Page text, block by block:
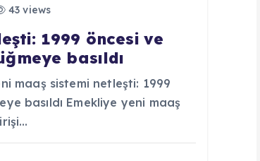
43 views
1999 öncesi ve
basıldı
maaş sistemi netleşti: 1999
basıldı Emekliye yeni maaş